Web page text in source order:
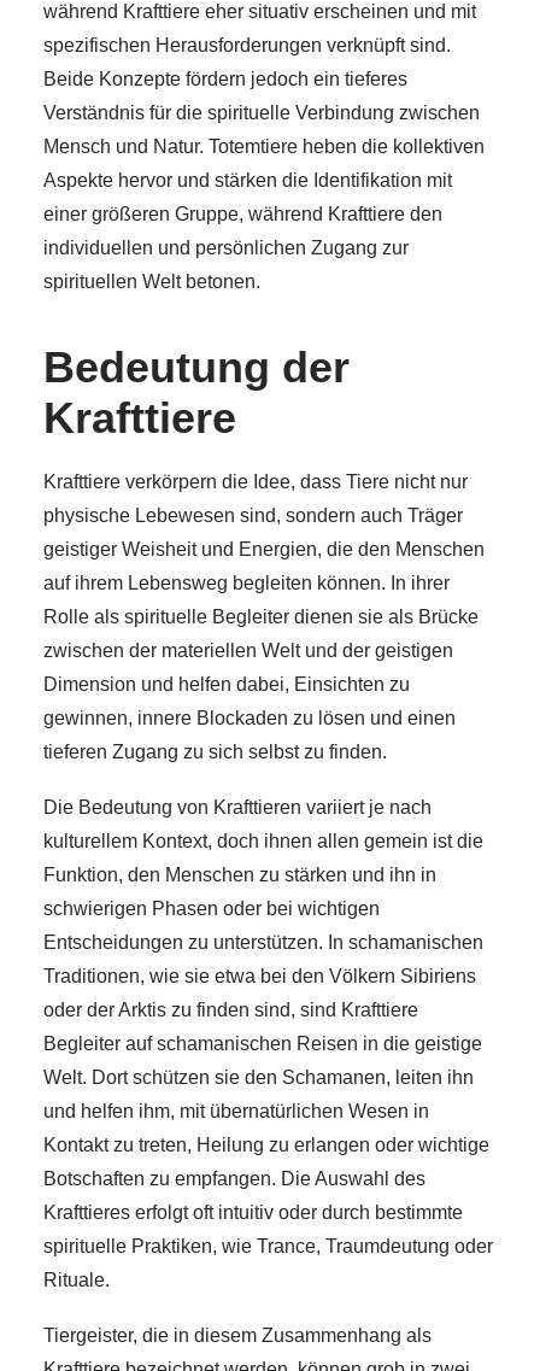
während Krafttiere eher situativ erscheinen und mit
spezifischen Herausforderungen verknüpft sind.
Beide Konzepte fördern jedoch ein tieferes
Verständnis für die spirituelle Verbindung zwischen
Mensch und Natur. Totemtiere heben die kollektiven
Aspekte hervor und stärken die Identifikation mit
einer größeren Gruppe, während Krafttiere den
individuellen und persönlichen Zugang zur
spirituellen Welt betonen.
Bedeutung der
Krafttiere
Krafttiere verkörpern die Idee, dass Tiere nicht nur
physische Lebewesen sind, sondern auch Träger
geistiger Weisheit und Energien, die den Menschen
auf ihrem Lebensweg begleiten können. In ihrer
Rolle als spirituelle Begleiter dienen sie als Brücke
zwischen der materiellen Welt und der geistigen
Dimension und helfen dabei, Einsichten zu
gewinnen, innere Blockaden zu lösen und einen
tieferen Zugang zu sich selbst zu finden.
Die Bedeutung von Krafttieren variiert je nach
kulturellem Kontext, doch ihnen allen gemein ist die
Funktion, den Menschen zu stärken und ihn in
schwierigen Phasen oder bei wichtigen
Entscheidungen zu unterstützen. In schamanischen
Traditionen, wie sie etwa bei den Völkern Sibiriens
oder der Arktis zu finden sind, sind Krafttiere
Begleiter auf schamanischen Reisen in die geistige
Welt. Dort schützen sie den Schamanen, leiten ihn
und helfen ihm, mit übernatürlichen Wesen in
Kontakt zu treten, Heilung zu erlangen oder wichtige
Botschaften zu empfangen. Die Auswahl des
Krafttieres erfolgt oft intuitiv oder durch bestimmte
spirituelle Praktiken, wie Trance, Traumdeutung oder
Rituale.
Tiergeister, die in diesem Zusammenhang als